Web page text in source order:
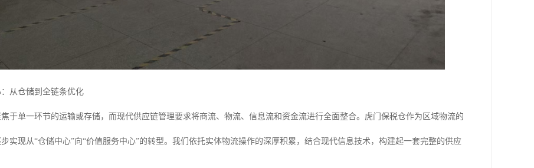
从仓储到全链条优化
于单一环节的运输或存储，而现代供应链管理要求将商流、物流、信息流和资金流进行全面整合。虎门保税仓作为区域物流的
实现从“仓储中心”向“价值服务中心”的转型。我们依托实体物流操作的深厚积累，结合现代信息技术，构建起一套完整的供应